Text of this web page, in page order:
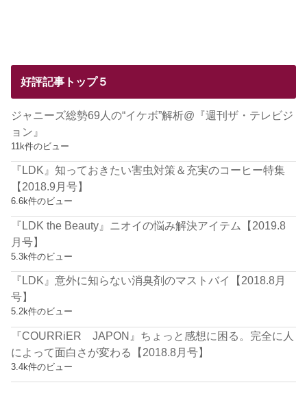
好評記事トップ５
ジャニーズ総勢69人の“イケボ”解析@『週刊ザ・テレビジ
ョン』
11k件のビュー
『LDK』知っておきたい害虫対策＆充実のコーヒー特集
【2018.9月号】
6.6k件のビュー
『LDK the Beauty』ニオイの悩み解決アイテム【2019.8
月号】
5.3k件のビュー
『LDK』意外に知らない消臭剤のマストバイ【2018.8月
号】
5.2k件のビュー
『COURRiER JAPON』ちょっと感想に困る。完全に人
によって面白さが変わる【2018.8月号】
3.4k件のビュー